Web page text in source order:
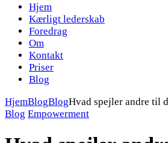
Hjem
Kærligt lederskab
Foredrag
Om
Kontakt
Priser
Blog
HjemBlogBlogHvad spejler andre til
Blog Empowerment